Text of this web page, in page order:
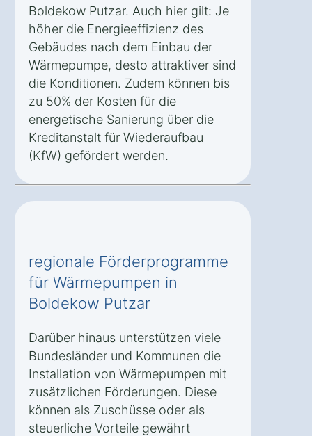
Boldekow Putzar. Auch hier gilt: Je
höher die Energieeffizienz des
Gebäudes nach dem Einbau der
Wärmepumpe, desto attraktiver sind
die Konditionen. Zudem können bis
zu 50% der Kosten für die
energetische Sanierung über die
Kreditanstalt für Wiederaufbau
(KfW) gefördert werden.
regionale Förderprogramme
für Wärmepumpen in
Boldekow Putzar
Darüber hinaus unterstützen viele
Bundesländer und Kommunen die
Installation von Wärmepumpen mit
zusätzlichen Förderungen. Diese
können als Zuschüsse oder als
steuerliche Vorteile gewährt